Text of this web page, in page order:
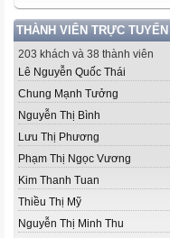
THÀNH VIÊN TRỰC TUYẾN
203 khách và 38 thành viên
Lê Nguyễn Quốc Thái
Chung Mạnh Tưởng
Nguyễn Thị Bình
Lưu Thị Phương
Phạm Thị Ngọc Vương
Kim Thanh Tuan
Thiều Thị Mỹ
Nguyễn Thị Minh Thu